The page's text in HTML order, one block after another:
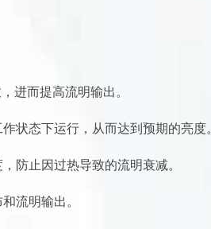
进而提高流明输出。
状态下运行，从而达到预期的亮度。
防止因过热导致的流明衰减。
流明输出。